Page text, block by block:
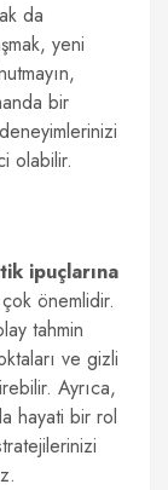
da
yeni
bir
olabilir.
ipuçlarına
önemlidir.
tahmin
ve gizli
Ayrıca,
hayati bir rol